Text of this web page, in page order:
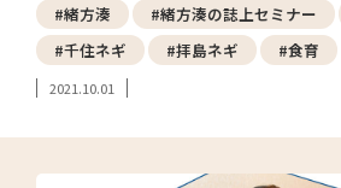
#緒方湊 #緒方湊の誌上セミナー
#千住ネギ
#拝島ネギ #食育
2021.10.01